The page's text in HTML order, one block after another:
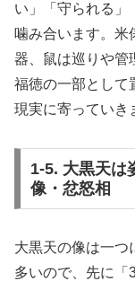
い」「守られる」
噛み合います。米
器、鼠は巡りや管
福徳の一部として
現実に寄っていき
1-5. 大黒天は
像・忿怒相
大黒天の像は一つ
多いので、先に「